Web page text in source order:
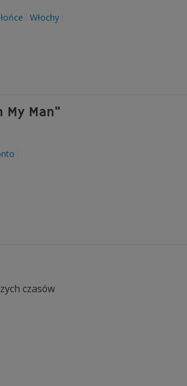
Włochy
My Man"
czasów